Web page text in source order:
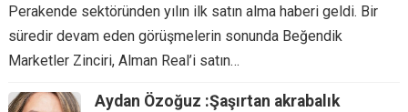
Perakende sektöründen yılın ilk satın alma haberi geldi. Bir
süredir devam eden görüşmelerin sonunda Beğendik
Marketler Zinciri, Alman Real’i satın…
Aydan Özoğuz :Şaşırtan akrabalık